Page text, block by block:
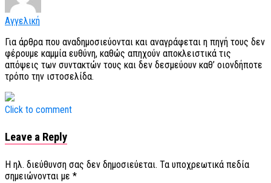
Αγγελική
Για άρθρα που αναδημοσιεύονται και αναγράφεται η πηγή τους δεν
φέρουμε καμμία ευθύνη, καθώς απηχούν αποκλειστικά τις
απόψεις των συντακτών τους και δεν δεσμεύουν καθ’ οιονδήποτε
τρόπο την ιστοσελίδα.
Click to comment
Leave a Reply
Η ηλ. διεύθυνση σας δεν δημοσιεύεται. Τα υποχρεωτικά πεδία
σημειώνονται με *